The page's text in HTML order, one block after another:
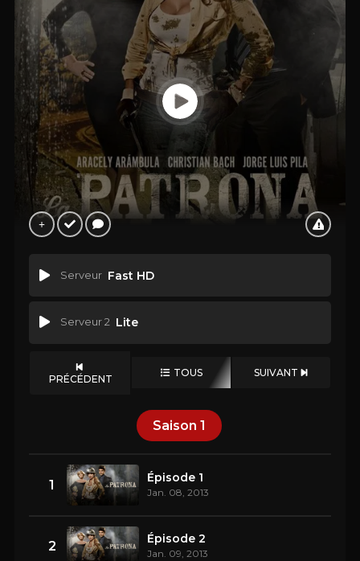
Serveur Fast HD
Serveur 2 Lite
PRÉCÉDENT TOUS SUIVANT
Saison 1
1 Épisode 1
Jan. 08, 2013
2 Épisode 2
Jan. 09, 2013